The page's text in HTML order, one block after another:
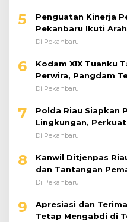
5
Penguatan Kinerja
Pekanbaru Ikuti
Di Pekanbaru
6
Kodam XIX Tuanku
Perwira, Pangdam
Perkuat Kinerja
Di Pekanbaru
7
Polda Riau Siapkan
Lingkungan,
Riset
Di Pekanbaru
8
Kanwil Ditjenpas
dan Tantangan
Bersama Komisi XIII
Di Pekanbaru
9
Apresiasi dan
Tetap Mengabdi di